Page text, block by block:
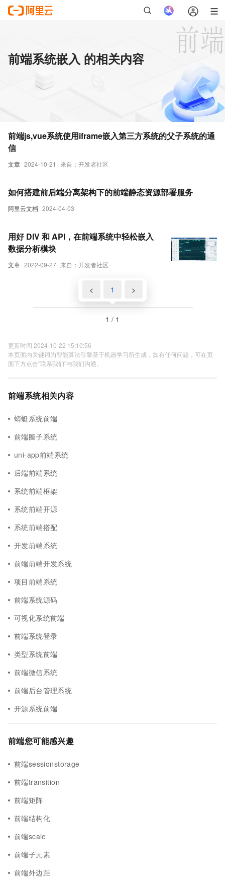
前端系统嵌入 的相关内容
文章 2024-10-21 来自：开发者社区
前端js,vue系统使用iframe嵌入第三方系统的父子系统的通
信
阿里云文档 2024-04-03
如何搭建前后端分离架构下的前端静态资源部署服务
文章 2022-09-27 来自：开发者社区
用好 DIV 和 API，在前端系统中轻松嵌入
数据分析模块
< 1 >
1 / 1
更新时间 2024-10-22 15:10:56
本页面内关键词为智能算法引擎基于机器学习所生成，如有任何问题，可在页
面下方点击"联系我们"与我们沟通。
前端系统相关内容
蜻蜓系统前端
前端圈子系统
uni-app前端系统
后端前端系统
系统前端框架
系统前端开源
系统前端搭配
开发前端系统
前端前端开发系统
项目前端系统
前端系统源码
可视化系统前端
前端系统登录
类型系统前端
前端微信系统
前端后台管理系统
开源系统前端
前端您可能感兴趣
前端sessionstorage
前端transition
前端矩阵
前端结构化
前端scale
前端子元素
前端外边距